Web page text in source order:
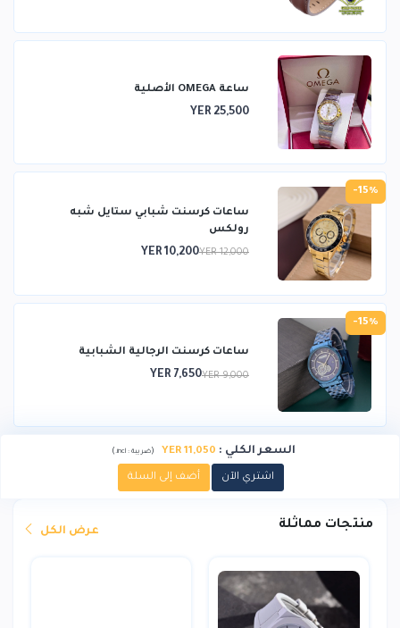
ساعة OMEGA الأصلية
YER 25,500
-15%
ساعات كرسنت شبابي ستايل شبه
رولكس
YER 12,000
YER 10,200
-15%
ساعات كرسنت الرجالية الشبابية
YER 9,000
YER 7,650
السعر الكلي :
YER 11,050
(ضريبة : incl.
)
اشتري الآن أضف إلى السلة
منتجات مماثلة عرض الكل